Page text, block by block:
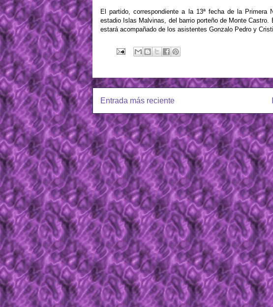
El partido, correspondiente a la 13ª fecha de la
estadio Islas Malvinas, del barrio porteño de Monte
estará acompañado de los asistentes Gonzalo Pedro y
Entrada más reciente